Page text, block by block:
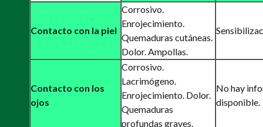
Contacto con la piel
Corrosivo.
Enrojecimiento.
Quemaduras cutáneas.
Dolor. Ampollas.
Contacto con los
ojos
Corrosivo.
Lacrimógeno.
Enrojecimiento. Dolor.
Quemaduras
profundas graves.
No hay
disponible.